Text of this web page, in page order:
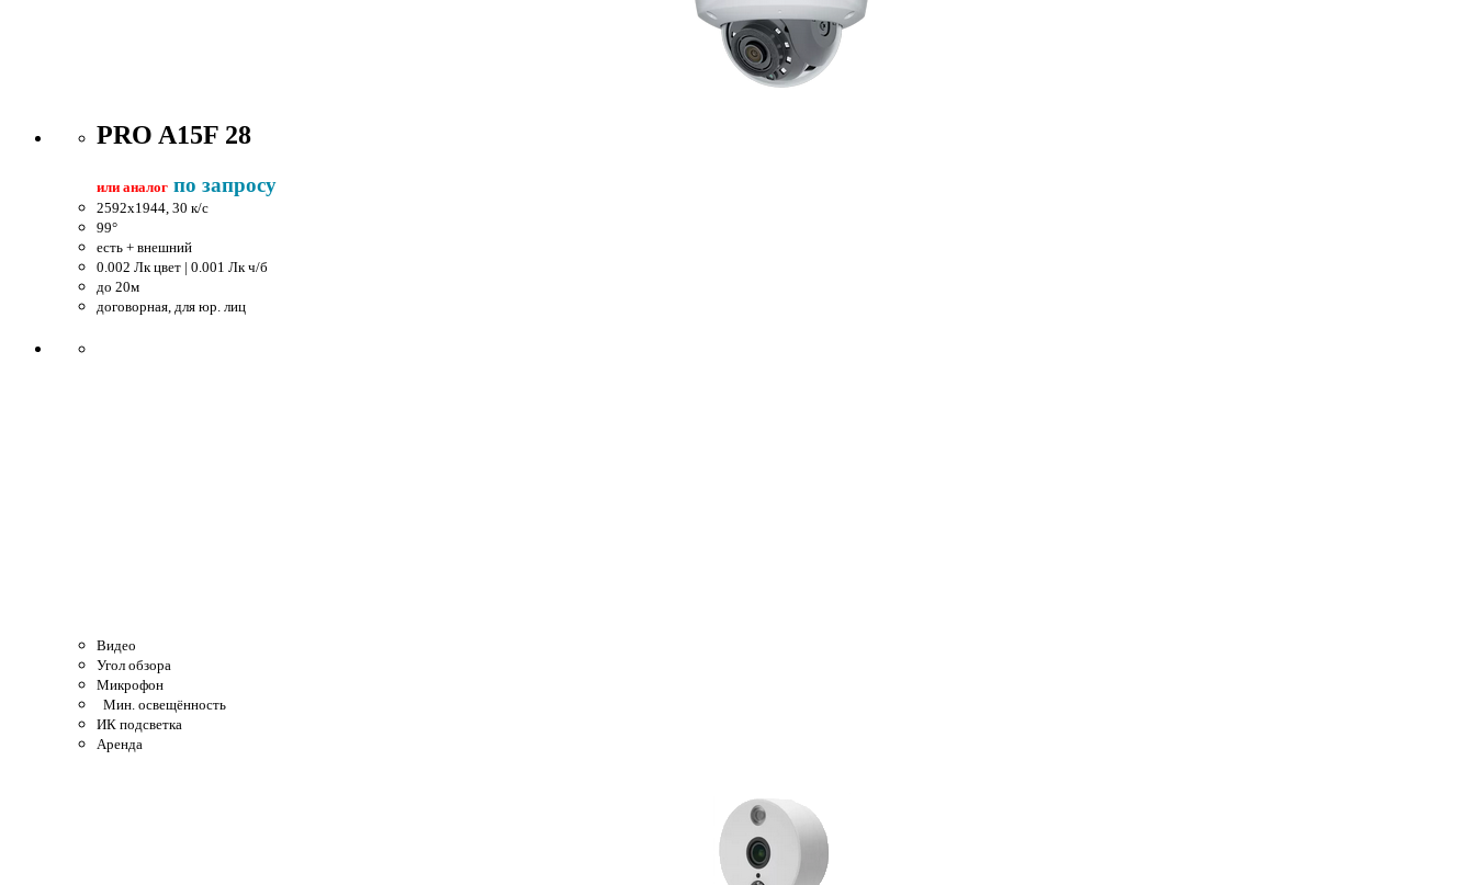
PRO A15F 28
или аналог по запросу
2592x1944, 30 к/c
99°
есть + внешний
0.002 Лк цвет | 0.001 Лк ч/б
до 20м
договорная, для юр. лиц
Видео
Угол обзора
Микрофон
Мин. освещённость
ИК подсветка
Аренда